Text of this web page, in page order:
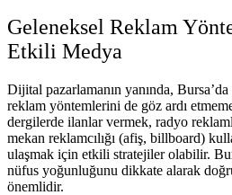
Geleneksel Reklam
Etkili Medya
Dijital pazarlamanın yanında,
reklam yöntemlerini de göz ardı
dergilerde ilanlar vermek, radyo
mekan reklamcılığı (afiş, billboard)
ulaşmak için etkili stratejiler olabilir.
nüfus yoğunluğunu dikkate alarak
önemlidir.